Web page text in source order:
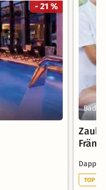
- 21 %
Bad
TOP